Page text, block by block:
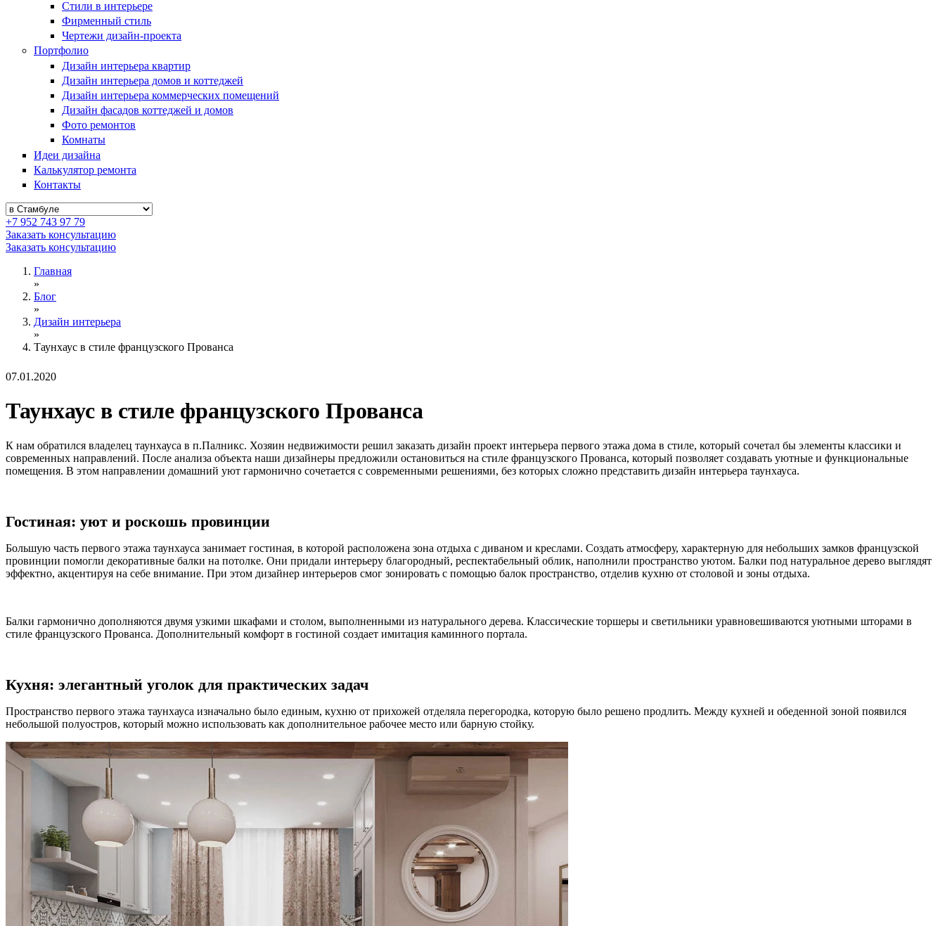
Стили в интерьере
Фирменный стиль
Чертежи дизайн-проекта
Портфолио
Дизайн интерьера квартир
Дизайн интерьера домов и коттеджей
Дизайн интерьера коммерческих помещений
Дизайн фасадов коттеджей и домов
Фото ремонтов
Комнаты
Идеи дизайна
Калькулятор ремонта
Контакты
+7 952 743 97 79
Заказать консультацию
Заказать консультацию
Главная
»
Блог
»
Дизайн интерьера
»
Таунхаус в стиле французского Прованса
07.01.2020
Таунхаус в стиле французского Прованса
К нам обратился владелец таунхауса в п.Палникс. Хозяин недвижимости решил заказать дизайн проект интерьера первого этажа дома в стиле, который сочетал бы элементы классики и
современных направлений. После анализа объекта наши дизайнеры предложили остановиться на стиле французского Прованса, который позволяет создавать уютные и функциональные
помещения. В этом направлении домашний уют гармонично сочетается с современными решениями, без которых сложно представить дизайн интерьера таунхауса.
Гостиная: уют и роскошь провинции
Большую часть первого этажа таунхауса занимает гостиная, в которой расположена зона отдыха с диваном и креслами. Создать атмосферу, характерную для небольших замков французской
провинции помогли декоративные балки на потолке. Они придали интерьеру благородный, респектабельный облик, наполнили пространство уютом. Балки под натуральное дерево выглядят
эффектно, акцентируя на себе внимание. При этом дизайнер интерьеров смог зонировать с помощью балок пространство, отделив кухню от столовой и зоны отдыха.
Балки гармонично дополняются двумя узкими шкафами и столом, выполненными из натурального дерева. Классические торшеры и светильники уравновешиваются уютными шторами в
стиле французского Прованса. Дополнительный комфорт в гостиной создает имитация каминного портала.
Кухня: элегантный уголок для практических задач
Пространство первого этажа таунхауса изначально было единым, кухню от прихожей отделяла перегородка, которую было решено продлить. Между кухней и обеденной зоной появился
небольшой полуостров, который можно использовать как дополнительное рабочее место или барную стойку.